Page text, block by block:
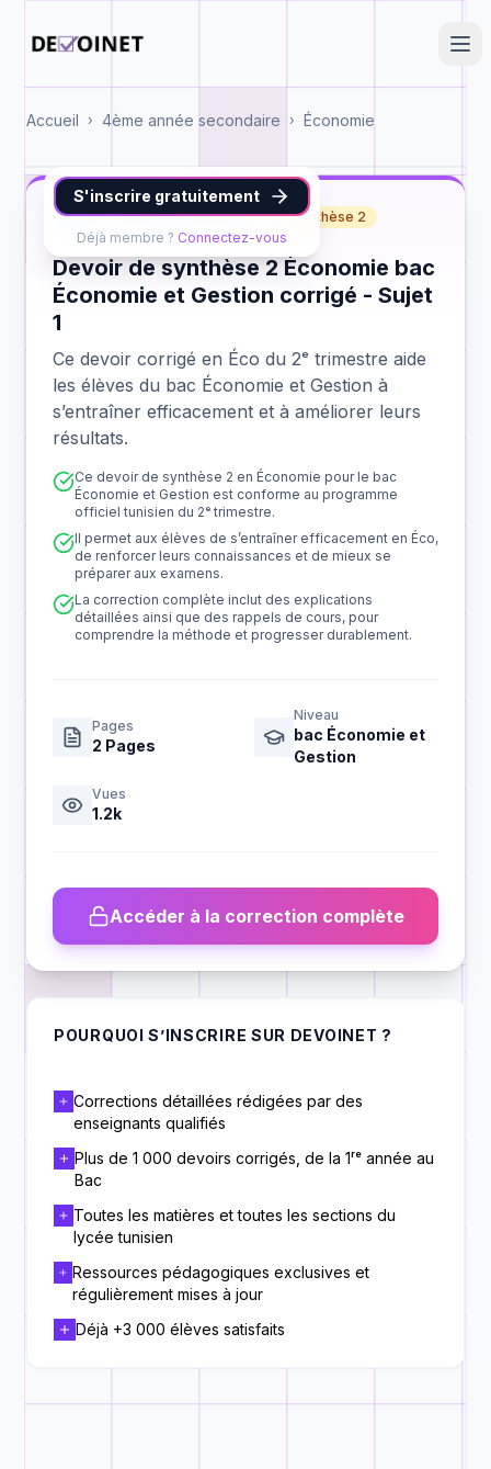
Accueil › 4ème année secondaire › Économie
S'inscrire gratuitement
Déjà membre ? Connectez-vous
Éco bac Économie et Gestion synthèse 2
Devoir de synthèse 2 Économie bac
Économie et Gestion corrigé - Sujet
1
Ce devoir corrigé en Éco du 2ᵉ trimestre aide
les élèves du bac Économie et Gestion à
s’entraîner efficacement et à améliorer leurs
résultats.
Ce devoir de synthèse 2 en Économie pour le bac
Économie et Gestion est conforme au programme
officiel tunisien du 2ᵉ trimestre.
Il permet aux élèves de s’entraîner efficacement en Éco,
de renforcer leurs connaissances et de mieux se
préparer aux examens.
La correction complète inclut des explications
détaillées ainsi que des rappels de cours, pour
comprendre la méthode et progresser durablement.
Pages
2 Pages
Niveau
bac Économie et
Gestion
Vues
1.2k
Accéder à la correction complète
POURQUOI S’INSCRIRE SUR DEVOINET ?
Corrections détaillées rédigées par des
enseignants qualifiés
Plus de 1 000 devoirs corrigés, de la 1ʳᵉ année au
Bac
Toutes les matières et toutes les sections du
lycée tunisien
Ressources pédagogiques exclusives et
régulièrement mises à jour
Déjà +3 000 élèves satisfaits